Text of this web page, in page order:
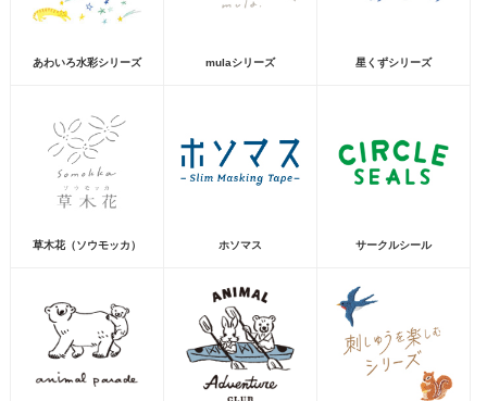
あわいろ水彩シリーズ mulaシリーズ 星くずシリーズ
草木花（ソウモッカ） ホソマス サークルシール